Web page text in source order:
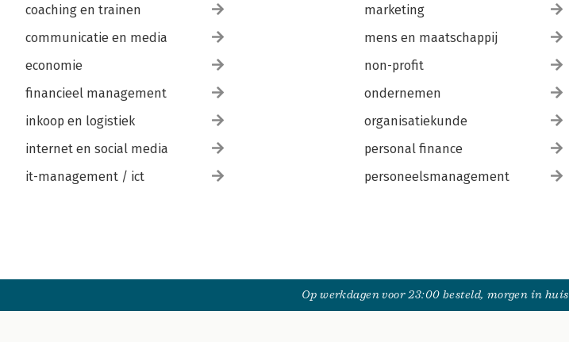
coaching en trainen
communicatie en media
economie
financieel management
inkoop en logistiek
internet en social media
it-management / ict
marketing
mens en maatschappij
non-profit
ondernemen
organisatiekunde
personal finance
personeelsmanagement
Op werkdagen voor 23:00 besteld, morgen in huis